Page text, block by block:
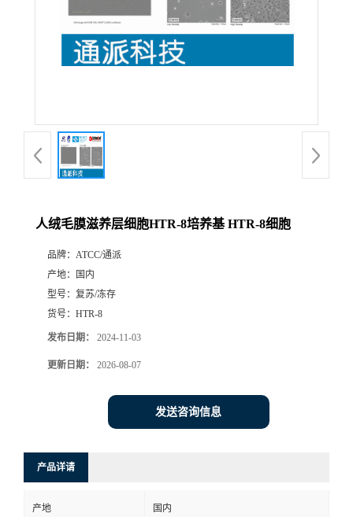
人绒毛膜滋养层细胞HTR-8培养基 HTR-8细胞
品牌： ATCC/通派
产地：
国内
型号： 复苏/冻存
货号： HTR-8
发布日期： 2024-11-03
更新日期： 2026-08-07
发送咨询信息
产品详请
产地 国内